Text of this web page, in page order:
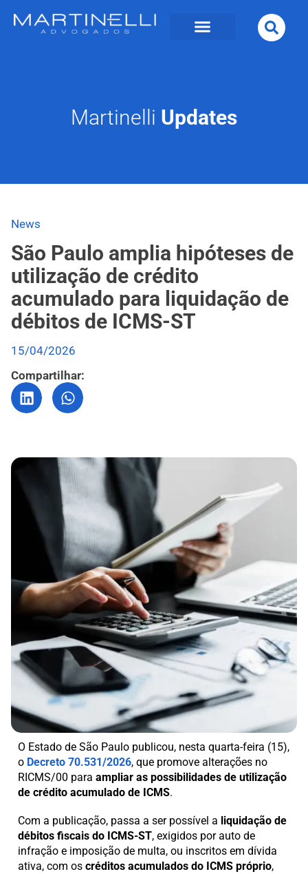
Martinelli Updates
News
São Paulo amplia hipóteses de
utilização de crédito
acumulado para liquidação de
débitos de ICMS-ST
15/04/2026
Compartilhar:
O Estado de São Paulo publicou, nesta quarta-feira (15),
o Decreto 70.531/2026, que promove alterações no
RICMS/00 para ampliar as possibilidades de utilização
de crédito acumulado de ICMS.
Com a publicação, passa a ser possível a liquidação de
débitos fiscais do ICMS-ST, exigidos por auto de
infração e imposição de multa, ou inscritos em dívida
ativa, com os créditos acumulados do ICMS próprio,